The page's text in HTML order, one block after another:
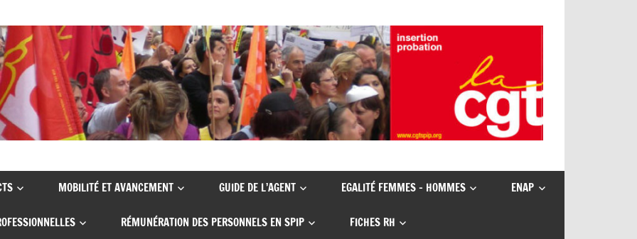
MOBILITÉ ET AVANCEMENT GUIDE DE L’AGENT EGALITÉ FEMMES – HOMMES ENAP
RÉMUNÉRATION DES PERSONNELS EN SPIP FICHES RH